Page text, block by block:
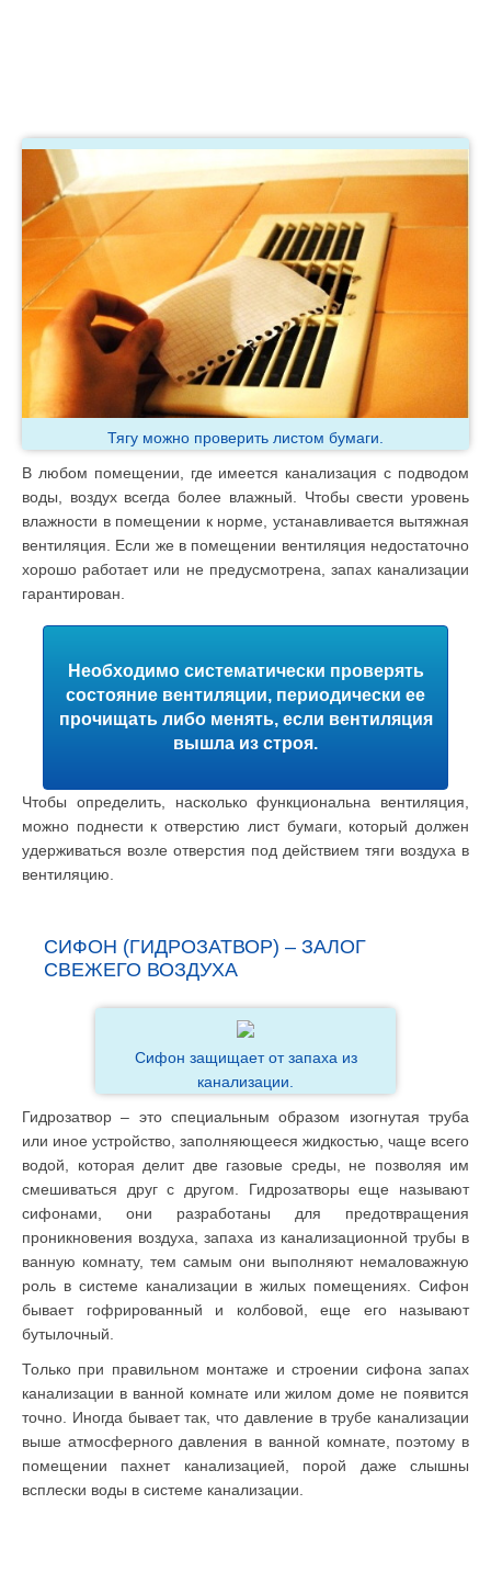
Тягу можно проверить листом бумаги.
В любом помещении, где имеется канализация с подводом
воды, воздух всегда более влажный. Чтобы свести уровень
влажности в помещении к норме, устанавливается вытяжная
вентиляция. Если же в помещении вентиляция недостаточно
хорошо работает или не предусмотрена, запах канализации
гарантирован.
Необходимо систематически проверять
состояние вентиляции, периодически ее
прочищать либо менять, если вентиляция
вышла из строя.
Чтобы определить, насколько функциональна вентиляция,
можно поднести к отверстию лист бумаги, который должен
удерживаться возле отверстия под действием тяги воздуха в
вентиляцию.
СИФОН (ГИДРОЗАТВОР) – ЗАЛОГ
СВЕЖЕГО ВОЗДУХА
Сифон защищает от запаха из
канализации.
Гидрозатвор – это специальным образом изогнутая труба
или иное устройство, заполняющееся жидкостью, чаще всего
водой, которая делит две газовые среды, не позволяя им
смешиваться друг с другом. Гидрозатворы еще называют
сифонами, они разработаны для предотвращения
проникновения воздуха, запаха из канализационной трубы в
ванную комнату, тем самым они выполняют немаловажную
роль в системе канализации в жилых помещениях. Сифон
бывает гофрированный и колбовой, еще его называют
бутылочный.
Только при правильном монтаже и строении сифона запах
канализации в ванной комнате или жилом доме не появится
точно. Иногда бывает так, что давление в трубе канализации
выше атмосферного давления в ванной комнате, поэтому в
помещении пахнет канализацией, порой даже слышны
всплески воды в системе канализации.